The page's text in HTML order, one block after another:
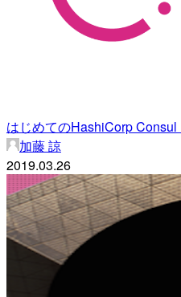
はじめてのHashiCorp
加藤 諒
2019.03.26